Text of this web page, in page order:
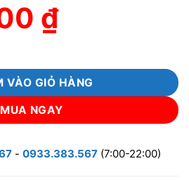
₫
VÀO GIỎ HÀNG
MUA NGAY
- 0933.383.567 (7:00-22:00)